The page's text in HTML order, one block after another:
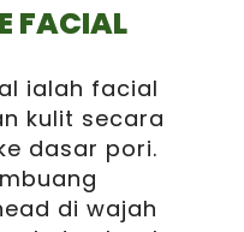
FACIAL
ialah facial
kulit secara
dasar pori.
di wajah